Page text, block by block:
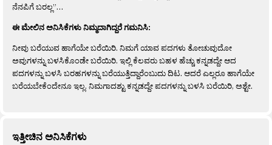
ನೆನಪಿಗೆ ಬರಲ್ಲ”…
ಈ ಮೇಲಿನ ಅನಿಸಿಕೆಗಳು ನಿಮ್ಮದಾಗಿದ್ದರೆ ಗಮನಿಸಿ:
ನೀವು ಬರೆಯುವ ಹಾಗೆಯೇ ಬರೆಯಿರಿ. ನಿಮಗೆ ಯಾವ ಪದಗಳು ತೋಚುವುದೋ
ಅವುಗಳನ್ನು ಬಳಸಿಕೊಂಡೇ ಬರೆಯಿರಿ. ಇಲ್ಲಿ ಕೆಲವರು ಬಹಳ ಹೆಚ್ಚು ಕನ್ನಡದ್ದೇ ಆದ
ಪದಗಳನ್ನು ಬಳಸಿ ಬರಹಗಳನ್ನು ಬರೆಯುತ್ತಿದ್ದಾರೆಂಬುದು ದಿಟ. ಆದರೆ ಎಲ್ಲರೂ ಹಾಗೆಯೇ
ಬರೆಯಬೇಕೆಂದೇನೂ ಇಲ್ಲ. ನಿಮಗಾದಶ್ಟು ಕನ್ನಡದ್ದೇ ಪದಗಳನ್ನು ಬಳಸಿ ಬರೆಯಿರಿ, ಅಶ್ಟೇ.
ಇತ್ತೀಚಿನ ಅನಿಸಿಕೆಗಳು